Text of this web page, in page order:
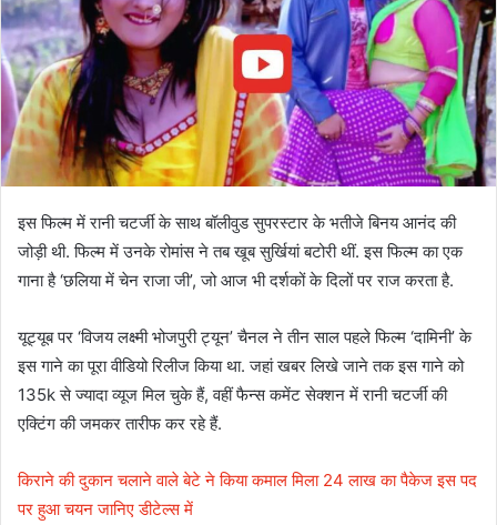
इस फिल्म में रानी चटर्जी के साथ बॉलीवुड सुपरस्टार के भतीजे बिनय आनंद की
जोड़ी थी. फिल्म में उनके रोमांस ने तब खूब सुर्खियां बटोरी थीं. इस फिल्म का एक
गाना है ‘छलिया में चेन राजा जी’, जो आज भी दर्शकों के दिलों पर राज करता है.
यूट्यूब पर ‘विजय लक्ष्मी भोजपुरी ट्यून’ चैनल ने तीन साल पहले फिल्म ‘दामिनी’ के
इस गाने का पूरा वीडियो रिलीज किया था. जहां खबर लिखे जाने तक इस गाने को
135k से ज्यादा व्यूज मिल चुके हैं, वहीं फैन्स कमेंट सेक्शन में रानी चटर्जी की
एक्टिंग की जमकर तारीफ कर रहे हैं.
किराने की दुकान चलाने वाले बेटे ने किया कमाल मिला 24 लाख का पैकेज इस पद
पर हुआ चयन जानिए डीटेल्स में